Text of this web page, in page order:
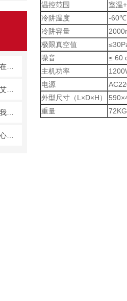
温控范围
室温
冷阱温度
-60℃
冷阱容量
极限真空值
噪音
≤ 60
主机功率
电源
外型尺寸（L×D×H）
重量
72KG